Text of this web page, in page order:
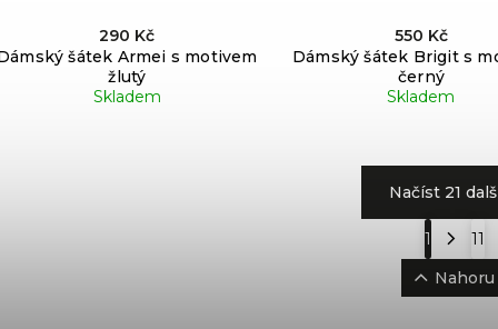
šátek Armei s motivem
žlutý
Skladem
290 Kč
Dámský šátek Brigit s
černý
Skladem
550 Kč
Načíst 21
1
11
Nahoru